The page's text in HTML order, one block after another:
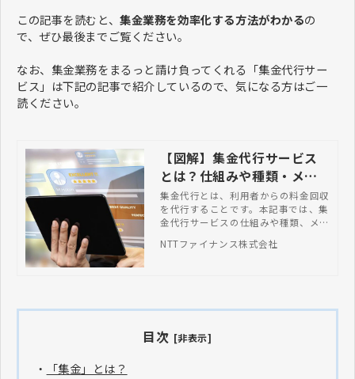
この記事を読むと、集金業務を効率化する方法がわかるの
で、ぜひ最後までご覧ください。
なお、集金業務をまるっと請け負ってくれる「集金代行サー
ビス」は下記の記事で紹介しているので、気になる方はご一
読ください。
【図解】集金代行サービス
とは？仕組みや種類・メリ
ット・選び方
集金代行とは、利用者からの料金回収
を代行することです。本記事では、集
金代行サービスの仕組みや種類、メリ
ます。
NTTファイナンス株式会社
目次 [非表示]
・
「集金」とは？